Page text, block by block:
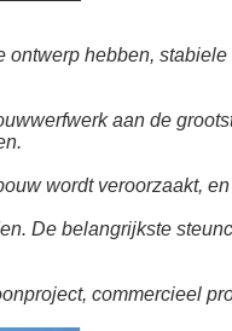
hebben,
aan de
wordt veroorzaakt,
De belangrijkste
commercieel